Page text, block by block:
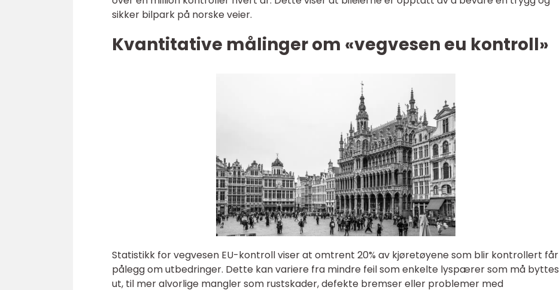
sikker bilpark på norske veier.
Kvantitative målinger om «vegvesen eu kontroll»
Statistikk for vegvesen EU-kontroll viser at omtrent 20% av kjøretøyene som blir kontrollert får
pålegg om utbedringer. Dette kan variere fra mindre feil som enkelte lyspærer som må byttes
ut, til mer alvorlige mangler som rustskader, defekte bremser eller problemer med